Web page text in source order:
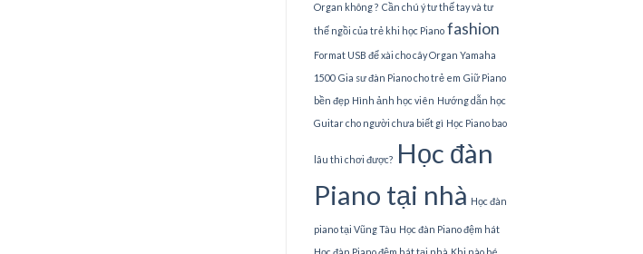
Organ không ? Cần chú ý tư thế tay và tư
thế ngồi của trẻ khi học Piano fashion
Format USB để xài cho cây Organ Yamaha
1500 Gia sư đàn Piano cho trẻ em Giữ Piano
bền đẹp Hình ảnh học viên Hướng dẫn học
Guitar cho người chưa biết gì Học Piano bao
lâu thì chơi được? Học đàn
Piano tại nhà Học đàn
piano tại Vũng Tàu Học đàn Piano đệm hát